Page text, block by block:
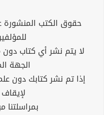
حقوق الكتب
لا يتم نشر أي كتاب
الجهة
إذا تم نشر كتابك دون
بمراسلتنا